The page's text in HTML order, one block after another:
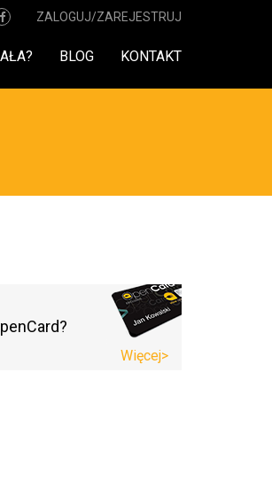
ZALOGUJ/ZAREJESTRUJ
BLOG KONTAKT
Więcej>